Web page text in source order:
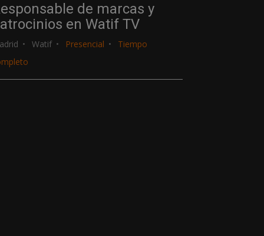
de marcas y
en Watif TV
Watif Presencial
Tiempo